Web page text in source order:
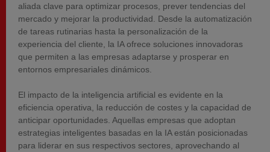
aliada clave para optimizar procesos, prever tendencias del
mercado y mejorar la productividad. Desde la automatización
de tareas rutinarias hasta la personalización de la
experiencia del cliente, la IA ofrece soluciones innovadoras
que permiten a las empresas adaptarse y prosperar en
entornos empresariales dinámicos.
El impacto de la inteligencia artificial es evidente en la
eficiencia operativa, la reducción de costes y la capacidad de
anticipar oportunidades. Aquellas empresas que adoptan
estrategias inteligentes basadas en la IA están posicionadas
para liderar en sus respectivos sectores, aprovechando al